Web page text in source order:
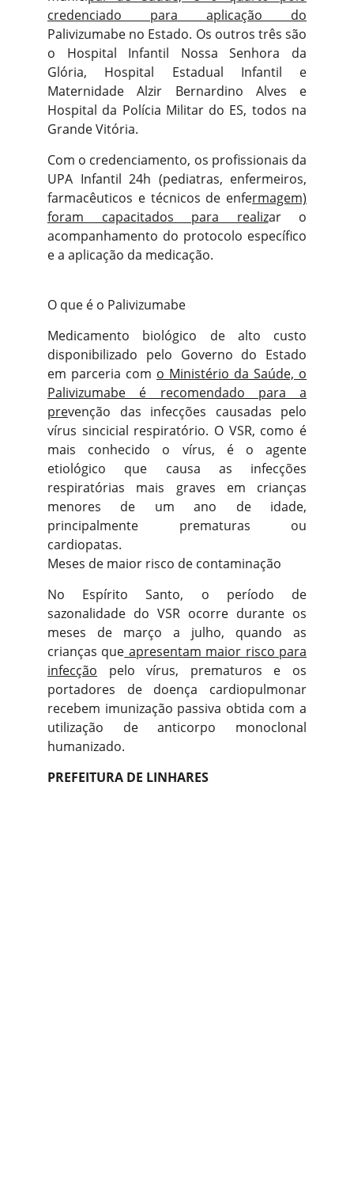
credenciado para aplicação do
Palivizumabe no Estado. Os outros três são
o Hospital Infantil Nossa Senhora da
Glória, Hospital Estadual Infantil e
Maternidade Alzir Bernardino Alves e
Hospital da Polícia Militar do ES, todos na
Grande Vitória.
Com o credenciamento, os profissionais da
UPA Infantil 24h (pediatras, enfermeiros,
farmacêuticos e técnicos de enfermagem)
foram capacitados para realizar o
acompanhamento do protocolo específico
e a aplicação da medicação.
O que é o Palivizumabe
Medicamento biológico de alto custo
disponibilizado pelo Governo do Estado
em parceria com o Ministério da Saúde, o
Palivizumabe é recomendado para a
prevenção das infecções causadas pelo
vírus sincicial respiratório. O VSR, como é
mais conhecido o vírus, é o agente
etiológico que causa as infecções
respiratórias mais graves em crianças
menores de um ano de idade,
principalmente prematuras ou
cardiopatas.
Meses de maior risco de contaminação
No Espírito Santo, o período de
sazonalidade do VSR ocorre durante os
meses de março a julho, quando as
crianças que apresentam maior risco para
infecção pelo vírus, prematuros e os
portadores de doença cardiopulmonar
recebem imunização passiva obtida com a
utilização de anticorpo monoclonal
humanizado.
PREFEITURA DE LINHARES